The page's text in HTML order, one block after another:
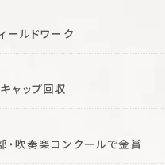
ールドワーク
ャップ回収
・吹奏楽コンクールで金賞